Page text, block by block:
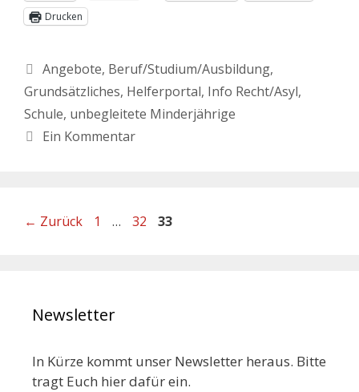
Drucken
Angebote, Beruf/Studium/Ausbildung,
Grundsätzliches, Helferportal, Info Recht/Asyl,
Schule, unbegleitete Minderjährige
Ein Kommentar
← Zurück 1 … 32 33
Newsletter
In Kürze kommt unser Newsletter heraus. Bitte
tragt Euch hier dafür ein.